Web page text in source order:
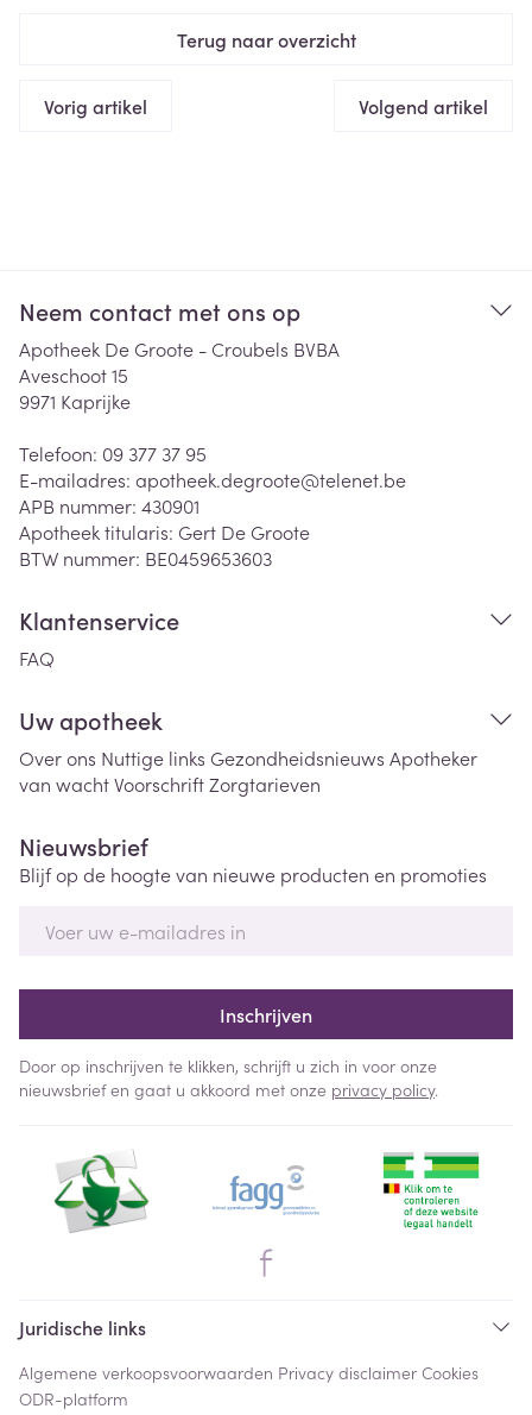
Terug naar overzicht
Vorig artikel Volgend artikel
Neem contact met ons op
Apotheek De Groote - Croubels BVBA
Aveschoot 15
9971 Kaprijke
Telefoon: 09 377 37 95
E-mailadres: apotheek.degroote@telenet.be
APB nummer: 430901
Apotheek titularis: Gert De Groote
BTW nummer: BE0459653603
Klantenservice
FAQ
Uw apotheek
Over ons Nuttige links Gezondheidsnieuws Apotheker
van wachtVoorschriftZorgtarieven
Nieuwsbrief
Blijf op de hoogte van nieuwe producten en promoties
Inschrijven
Door op inschrijven te klikken, schrijft u zich in voor onze
nieuwsbrief en gaat u akkoord met onze privacy policy.
Juridische links
Algemene verkoopsvoorwaarden Privacy disclaimer Cookies
ODR-platform